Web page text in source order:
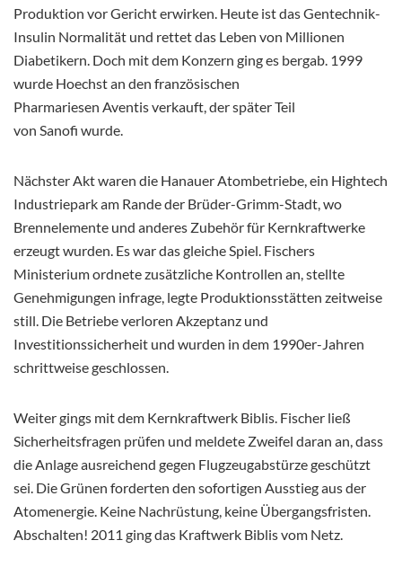
Produktion vor Gericht erwirken. Heute ist das Gentechnik-
Insulin Normalität und rettet das Leben von Millionen
Diabetikern. Doch mit dem Konzern ging es bergab. 1999
wurde Hoechst an den französischen
Pharmariesen Aventis verkauft, der später Teil
von Sanofi wurde.
Nächster Akt waren die Hanauer Atombetriebe, ein Hightech
Industriepark am Rande der Brüder-Grimm-Stadt, wo
Brennelemente und anderes Zubehör für Kernkraftwerke
erzeugt wurden. Es war das gleiche Spiel. Fischers
Ministerium ordnete zusätzliche Kontrollen an, stellte
Genehmigungen infrage, legte Produktionsstätten zeitweise
still. Die Betriebe verloren Akzeptanz und
Investitionssicherheit und wurden in dem 1990er-Jahren
schrittweise geschlossen.
Weiter gings mit dem Kernkraftwerk Biblis. Fischer ließ
Sicherheitsfragen prüfen und meldete Zweifel daran an, dass
die Anlage ausreichend gegen Flugzeugabstürze geschützt
sei. Die Grünen forderten den sofortigen Ausstieg aus der
Atomenergie. Keine Nachrüstung, keine Übergangsfristen.
Abschalten! 2011 ging das Kraftwerk Biblis vom Netz.